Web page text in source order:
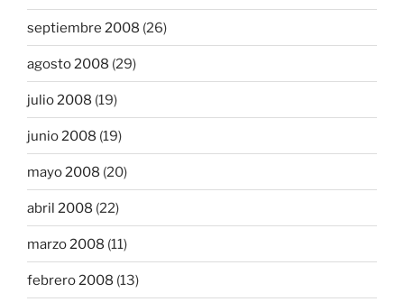
septiembre 2008 (26)
agosto 2008 (29)
julio 2008 (19)
junio 2008 (19)
mayo 2008 (20)
abril 2008 (22)
marzo 2008 (11)
febrero 2008 (13)